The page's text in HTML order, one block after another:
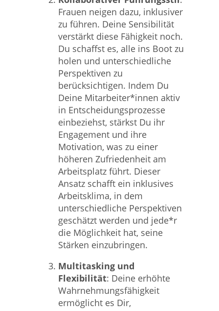
Frauen neigen dazu, inklusiver
zu führen. Deine Sensibilität
verstärkt diese Fähigkeit noch.
Du schaffst es, alle ins Boot zu
holen und unterschiedliche
Perspektiven zu
berücksichtigen. Indem Du
Deine Mitarbeiter*innen aktiv
in Entscheidungsprozesse
einbeziehst, stärkst Du ihr
Engagement und ihre
Motivation, was zu einer
höheren Zufriedenheit am
Arbeitsplatz führt. Dieser
Ansatz schafft ein inklusives
Arbeitsklima, in dem
unterschiedliche Perspektiven
geschätzt werden und jede*r
die Möglichkeit hat, seine
Stärken einzubringen.
Multitasking und
Flexibilität: Deine erhöhte
Wahrnehmungsfähigkeit
ermöglicht es Dir,